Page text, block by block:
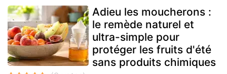
Adieu les moucherons :
le remède naturel et
ultra-simple pour
protéger les fruits d'été
sans produits chimiques